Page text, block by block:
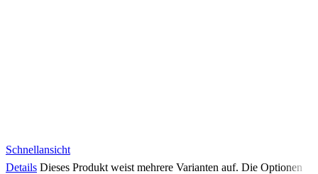
Schnellansicht
Details Dieses Produkt weist mehrere Varianten auf. Die Optionen